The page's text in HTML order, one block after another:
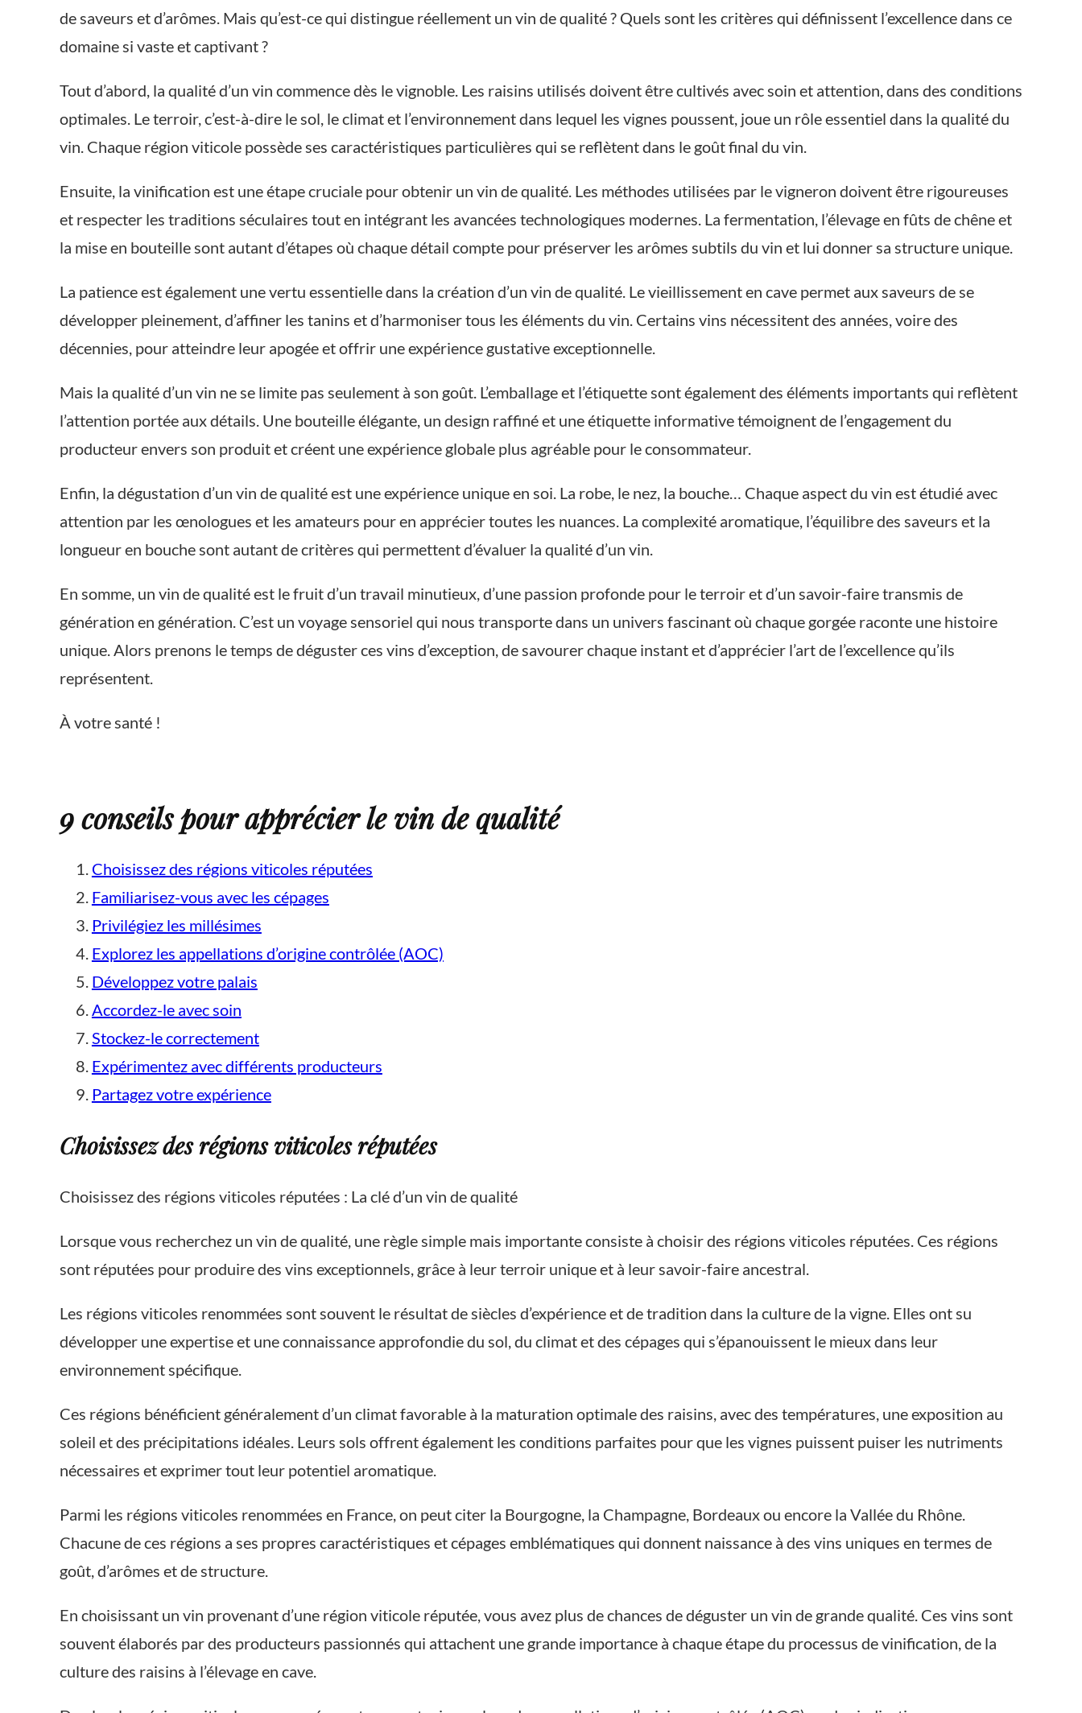
de saveurs et d’arômes. Mais qu’est-ce qui distingue réellement un vin de qualité ? Quels sont les critères qui définissent l’excellence dans ce
domaine si vaste et captivant ?
Tout d’abord, la qualité d’un vin commence dès le vignoble. Les raisins utilisés doivent être cultivés avec soin et attention, dans des conditions
optimales. Le terroir, c’est-à-dire le sol, le climat et l’environnement dans lequel les vignes poussent, joue un rôle essentiel dans la qualité du
vin. Chaque région viticole possède ses caractéristiques particulières qui se reflètent dans le goût final du vin.
Ensuite, la vinification est une étape cruciale pour obtenir un vin de qualité. Les méthodes utilisées par le vigneron doivent être rigoureuses
et respecter les traditions séculaires tout en intégrant les avancées technologiques modernes. La fermentation, l’élevage en fûts de chêne et
la mise en bouteille sont autant d’étapes où chaque détail compte pour préserver les arômes subtils du vin et lui donner sa structure unique.
La patience est également une vertu essentielle dans la création d’un vin de qualité. Le vieillissement en cave permet aux saveurs de se
développer pleinement, d’affiner les tanins et d’harmoniser tous les éléments du vin. Certains vins nécessitent des années, voire des
décennies, pour atteindre leur apogée et offrir une expérience gustative exceptionnelle.
Mais la qualité d’un vin ne se limite pas seulement à son goût. L’emballage et l’étiquette sont également des éléments importants qui reflètent
l’attention portée aux détails. Une bouteille élégante, un design raffiné et une étiquette informative témoignent de l’engagement du
producteur envers son produit et créent une expérience globale plus agréable pour le consommateur.
Enfin, la dégustation d’un vin de qualité est une expérience unique en soi. La robe, le nez, la bouche… Chaque aspect du vin est étudié avec
attention par les œnologues et les amateurs pour en apprécier toutes les nuances. La complexité aromatique, l’équilibre des saveurs et la
longueur en bouche sont autant de critères qui permettent d’évaluer la qualité d’un vin.
En somme, un vin de qualité est le fruit d’un travail minutieux, d’une passion profonde pour le terroir et d’un savoir-faire transmis de
génération en génération. C’est un voyage sensoriel qui nous transporte dans un univers fascinant où chaque gorgée raconte une histoire
unique. Alors prenons le temps de déguster ces vins d’exception, de savourer chaque instant et d’apprécier l’art de l’excellence qu’ils
représentent.
À votre santé !
9 conseils pour apprécier le vin de qualité
Choisissez des régions viticoles réputées
Familiarisez-vous avec les cépages
Privilégiez les millésimes
Explorez les appellations d’origine contrôlée (AOC)
Développez votre palais
Accordez-le avec soin
Stockez-le correctement
Expérimentez avec différents producteurs
Partagez votre expérience
Choisissez des régions viticoles réputées
Choisissez des régions viticoles réputées : La clé d’un vin de qualité
Lorsque vous recherchez un vin de qualité, une règle simple mais importante consiste à choisir des régions viticoles réputées. Ces régions
sont réputées pour produire des vins exceptionnels, grâce à leur terroir unique et à leur savoir-faire ancestral.
Les régions viticoles renommées sont souvent le résultat de siècles d’expérience et de tradition dans la culture de la vigne. Elles ont su
développer une expertise et une connaissance approfondie du sol, du climat et des cépages qui s’épanouissent le mieux dans leur
environnement spécifique.
Ces régions bénéficient généralement d’un climat favorable à la maturation optimale des raisins, avec des températures, une exposition au
soleil et des précipitations idéales. Leurs sols offrent également les conditions parfaites pour que les vignes puissent puiser les nutriments
nécessaires et exprimer tout leur potentiel aromatique.
Parmi les régions viticoles renommées en France, on peut citer la Bourgogne, la Champagne, Bordeaux ou encore la Vallée du Rhône.
Chacune de ces régions a ses propres caractéristiques et cépages emblématiques qui donnent naissance à des vins uniques en termes de
goût, d’arômes et de structure.
En choisissant un vin provenant d’une région viticole réputée, vous avez plus de chances de déguster un vin de grande qualité. Ces vins sont
souvent élaborés par des producteurs passionnés qui attachent une grande importance à chaque étape du processus de vinification, de la
culture des raisins à l’élevage en cave.